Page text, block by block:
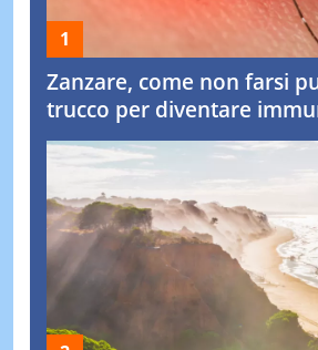
Zanzare, come non farsi
trucco per diventare